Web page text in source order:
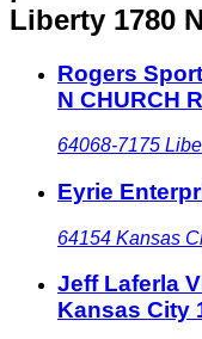
Liberty 1780
Rogers
N CHURCH
64068-7175
Eyrie
64154 Kansas
Jeff Laferla
Kansas City